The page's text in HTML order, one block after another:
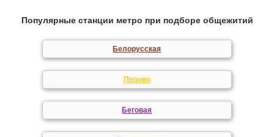
Популярные станции метро при подборе общежитий
Белорусская
Перово
Беговая